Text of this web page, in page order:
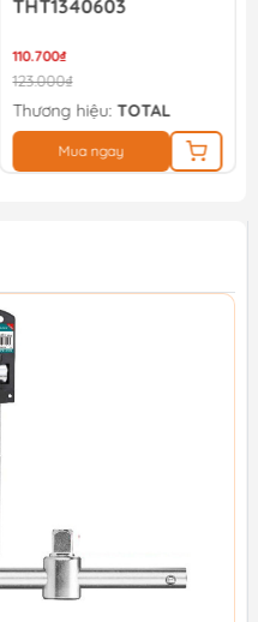
THT1340603
110.700₫
123.000₫
Thương hiệu:TOTAL
Mua ngay